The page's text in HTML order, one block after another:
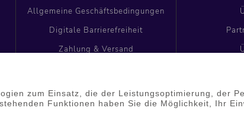
Allgemeine Geschäftsbedingungen
Digitale Barrierefreiheit
Zahlung & Versand